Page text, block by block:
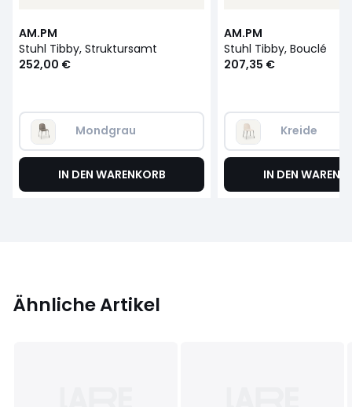
AM.PM
Stuhl Tibby, Struktursamt
252,00 €
Mondgrau
IN DEN WARENKORB
AM.PM
Stuhl Tibby, Bouclé
207,35 €
Kreide
IN DEN
Ähnliche Artikel